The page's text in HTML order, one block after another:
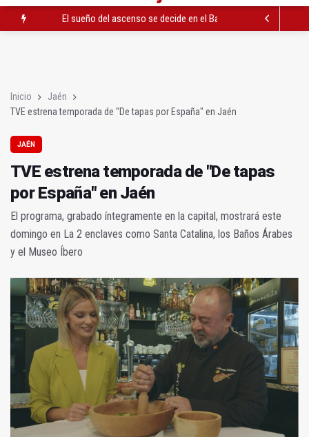
El sueño del ascenso se decide en el Balear
Inicio
Jaén
TVE estrena temporada de "De tapas por España" en Jaén
JAÉN
TVE estrena temporada de "De tapas
por España" en Jaén
El programa, grabado íntegramente en la capital, mostrará este
domingo en La 2 enclaves como Santa Catalina, los Baños Árabes
y el Museo Íbero